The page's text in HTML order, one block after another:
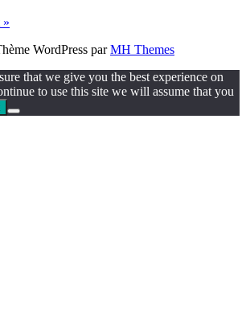
»
WordPress parMH Themes
that we give you the best experience on
to use this site we will assume that you